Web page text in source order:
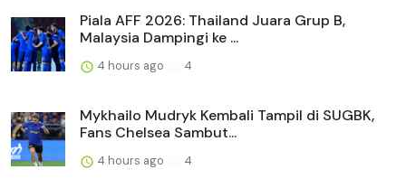
Piala AFF 2026: Thailand Juara Grup B,
Malaysia Dampingi ke ...
4 hours ago 4
Mykhailo Mudryk Kembali Tampil di SUGBK,
Fans Chelsea Sambut...
4 hours ago 4